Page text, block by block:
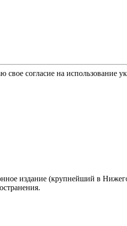
согласие на использование
издание (крупнейший в